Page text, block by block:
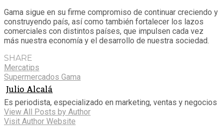
Gama sigue en su firme compromiso de continuar creciendo y
construyendo país, así como también fortalecer los lazos
comerciales con distintos países, que impulsen cada vez
más nuestra economía y el desarrollo de nuestra sociedad.
SHARE
Mercatips
Supermercados Gama
Julio Alcalá
Es periodista, especializado en marketing, ventas y negocios
View All Posts by Author
Visit Author Website